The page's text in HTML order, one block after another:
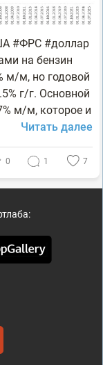
#ФРС #доллар
на бензин
м/м, но годовой
г/г. Основной
м/м, которое и
Читать далее
0 1 7